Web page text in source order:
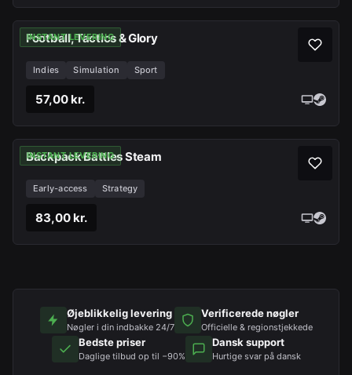
INSTANT LEVERING
Football, Tactics & Glory
Indies Simulation Sport
57,00 kr.
INSTANT LEVERING
Backpack Battles Steam
Early-access Strategy
83,00 kr.
Øjeblikkelig levering
Nøgler i din indbakke 24/7
Verificerede nøgler
Officielle & regionstjekkede
Bedste priser
Daglige tilbud op til −90%
Dansk support
Hurtige svar på dansk